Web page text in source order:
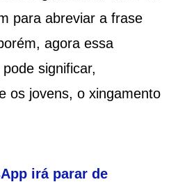
para abreviar a frase
agora essa
significar,
os jovens, o xingamento
irá parar de